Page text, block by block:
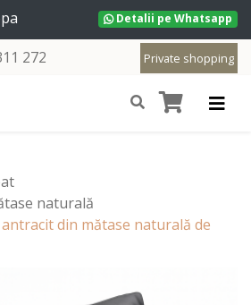
Detalii pe Whatsapp
Private shopping
272
naturală
din mătase naturală de